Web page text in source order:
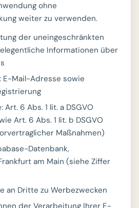
ohne
weiter zu verwenden.
der uneingeschränkten
Informationen über
E-Mail-Adresse sowie
Art. 6 Abs. 1 lit. a DSGVO
Art. 6 Abs. 1 lit. b DSGVO
Maßnahmen)
Datenbank,
am Main (siehe Ziffer
an Dritte zu Werbezwecken
der Verarbeitung Ihrer E-